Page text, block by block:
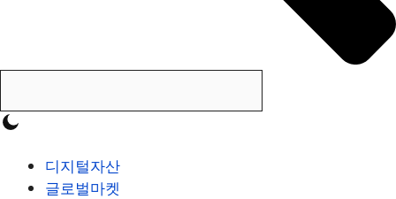
디지털자산
글로벌마켓